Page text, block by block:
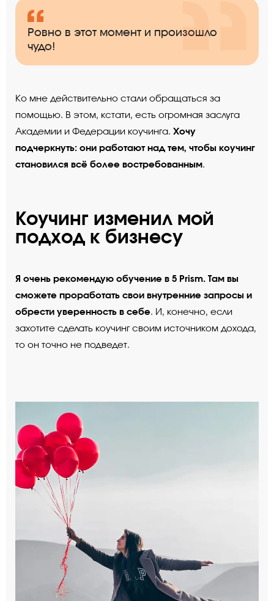
Ровно в этот момент и произошло
чудо!
Ко мне действительно стали обращаться за
помощью. В этом, кстати, есть огромная заслуга
Академии и Федерации коучинга. Хочу
подчеркнуть: они работают над тем, чтобы коучинг
становился всё более востребованным.
Коучинг изменил мой
подход к бизнесу
Я очень рекомендую обучение в 5 Prism. Там вы
сможете проработать свои внутренние запросы и
обрести уверенность в себе. И, конечно, если
захотите сделать коучинг своим источником дохода,
то он точно не подведет.